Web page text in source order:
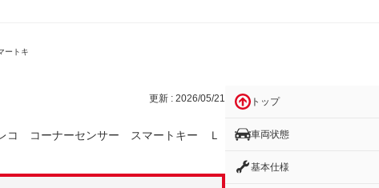
ートキ
更新 : 2026/05/21
コーナーセンサー スマートキー Ｌ
トップ
車両状態
基本仕様